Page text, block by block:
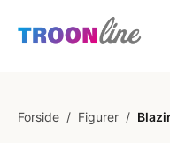
Forside / Figurer /